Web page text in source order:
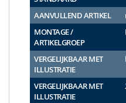
AANVULLEND ARTIKEL
MONTAGE /
ARTIKELGROEP
VERGELIJKBAAR MET
ILLUSTRATIE
VERGELIJKBAAR MET
ILLUSTRATIE